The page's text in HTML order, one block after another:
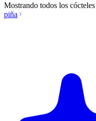
Mostrando todos los
piña